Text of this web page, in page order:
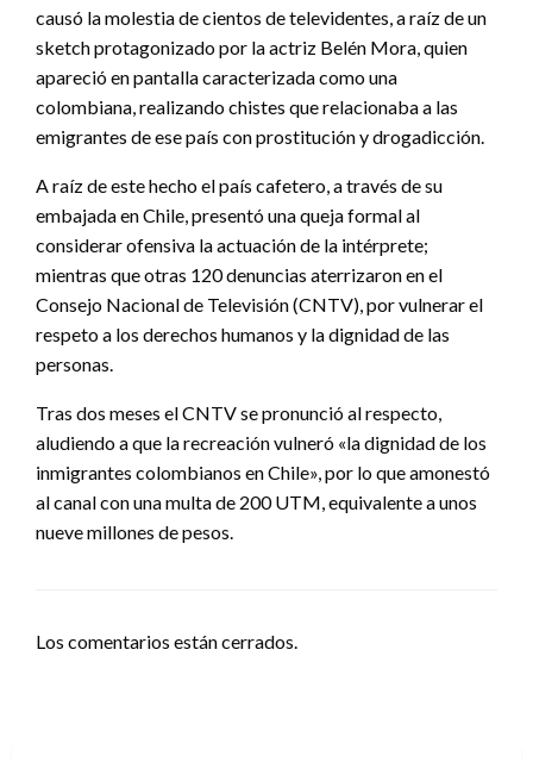
causó la molestia de cientos de televidentes, a raíz de un
sketch protagonizado por la actriz Belén Mora, quien
apareció en pantalla caracterizada como una
colombiana, realizando chistes que relacionaba a las
emigrantes de ese país con prostitución y drogadicción.
A raíz de este hecho el país cafetero, a través de su
embajada en Chile, presentó una queja formal al
considerar ofensiva la actuación de la intérprete;
mientras que otras 120 denuncias aterrizaron en el
Consejo Nacional de Televisión (CNTV), por vulnerar el
respeto a los derechos humanos y la dignidad de las
personas.
Tras dos meses el CNTV se pronunció al respecto,
aludiendo a que la recreación vulneró «la dignidad de los
inmigrantes colombianos en Chile», por lo que amonestó
al canal con una multa de 200 UTM, equivalente a unos
nueve millones de pesos.
Los comentarios están cerrados.